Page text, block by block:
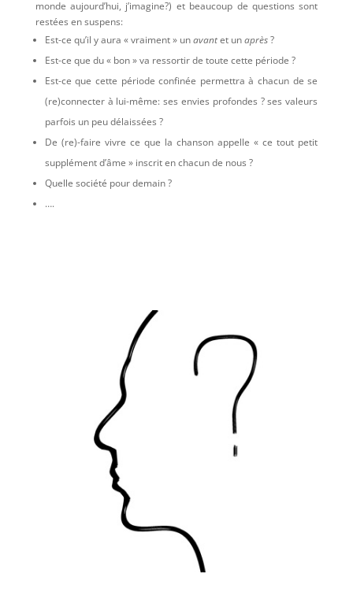
monde aujourd’hui, j’imagine?) et beaucoup de questions sont
restées en suspens:
Est-ce qu’il y aura « vraiment » unavantet unaprès?
Est-ce que du « bon » va ressortir de toute cette période ?
Est-ce que cette période confinée permettra à chacun de se
(re)connecter à lui-même: ses envies profondes ? ses valeurs
parfois un peu délaissées ?
De (re)-faire vivre ce que la chanson appelle « ce tout petit
supplément d’âme » inscrit en chacun de nous ?
Quelle société pour demain ?
….